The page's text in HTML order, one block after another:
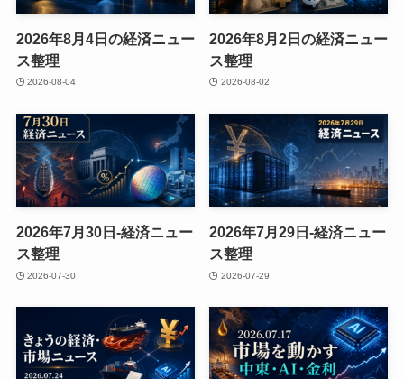
2026年8月4日の経済ニュー
ス整理
2026-08-04
2026年8月2日の経済ニュー
ス整理
2026-08-02
2026年7月30日-経済ニュー
ス整理
2026-07-30
2026年7月29日-経済ニュー
ス整理
2026-07-29